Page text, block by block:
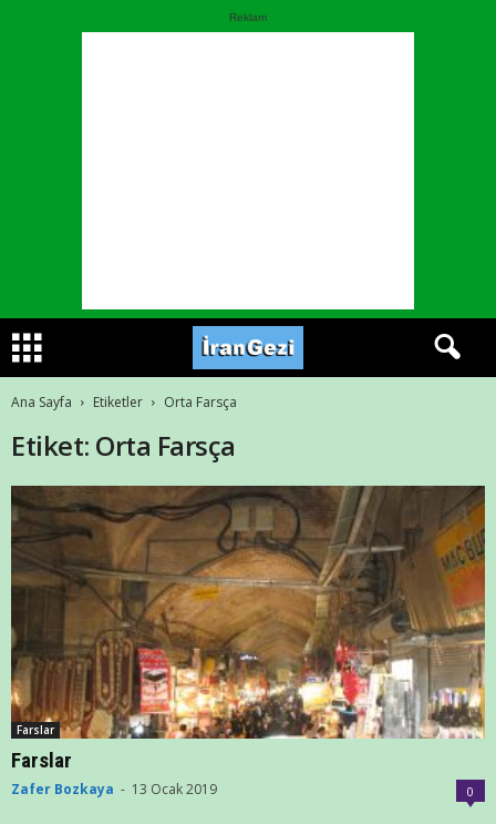
Reklam
Ana Sayfa Etiketler Orta Farsça
Etiket: Orta Farsça
Farslar
Farslar
Zafer Bozkaya - 13 Ocak 2019 0